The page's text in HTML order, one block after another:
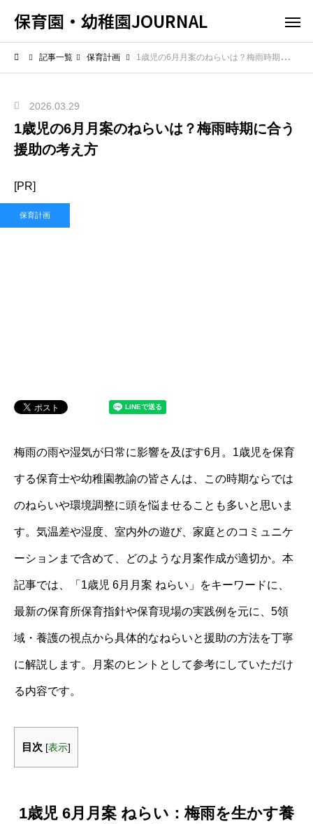
保育園・幼稚園JOURNAL
記事一覧 保育計画 1歳児の6月月案のねらいは？梅雨時期に合う援助の考え方
2026.03.29
1歳児の6月月案のねらいは？梅雨時期に合う
援助の考え方
[PR]
保育計画
梅雨の雨や湿気が日常に影響を及ぼす6月。1歳児を保育
する保育士や幼稚園教諭の皆さんは、この時期ならでは
のねらいや環境調整に頭を悩ませることも多いと思いま
す。気温差や湿度、室内外の遊び、家庭とのコミュニケ
ーションまで含めて、どのような月案作成が適切か。本
記事では、「1歳児 6月月案 ねらい」をキーワードに、
最新の保育所保育指針や保育現場の実践例を元に、5領
域・養護の視点から具体的なねらいと援助の方法を丁寧
に解説します。月案のヒントとして参考にしていただけ
る内容です。
目次 [表示]
1歳児 6月月案 ねらい：梅雨を生かす養